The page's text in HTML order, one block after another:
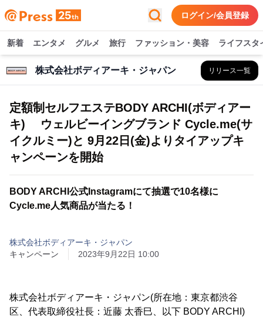
ログイン/会員登録
新着 エンタメ グルメ 旅行 ファッション・美容 ライフスタ
株式会社ボディアーキ・ジャパン リリース一覧
定額制セルフエステBODY ARCHI(ボディアー
キ) ウェルビーイングブランド Cycle.me(サ
イクルミー)と 9月22日(金)よりタイアップキ
ャンペーンを開始
BODY ARCHI公式Instagramにて抽選で10名様に
Cycle.me人気商品が当たる！
株式会社ボディアーキ・ジャパン
キャンペーン
2023年9月22日 10:00
株式会社ボディアーキ・ジャパン(所在地：東京都渋谷
区、代表取締役社長：近藤 太香巳、以下 BODY ARCHI)